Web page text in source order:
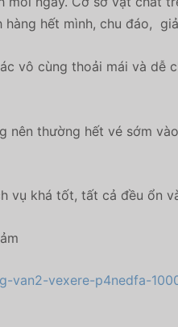
hết mình, chu đáo,
vô cùng thoải mái và
nên thường hết vé sớm
vụ khá tốt, tất cả đều ổn